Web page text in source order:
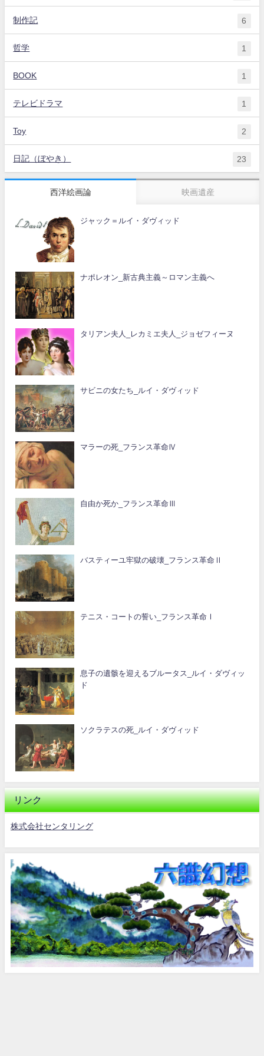
制作記 6
哲学 1
BOOK 1
テレビドラマ 1
Toy 2
日記（ぼやき） 23
西洋絵画論 映画遺産
ジャック＝ルイ・ダヴィッド
ナポレオン_新古典主義～ロマン主義へ
タリアン夫人_レカミエ夫人_ジョゼフィーヌ
サビニの女たち_ルイ・ダヴィッド
マラーの死_フランス革命Ⅳ
自由か死か_フランス革命Ⅲ
バスティーユ牢獄の破壊_フランス革命Ⅱ
テニス・コートの誓い_フランス革命Ⅰ
息子の遺骸を迎えるブルータス_ルイ・ダヴィッ
ド
ソクラテスの死_ルイ・ダヴィッド
リンク
株式会社センタリング